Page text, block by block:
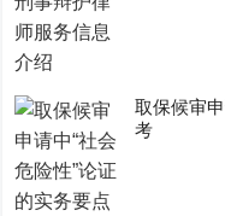
取保候审
考